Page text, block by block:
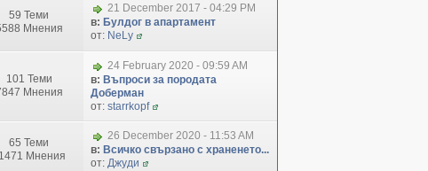
59 Теми
Мнения
21 December 2017 - 04:29 PM
в: Булдог в апартамент
от: NeLy
101 Теми
Мнения
24 February 2020 - 09:59 AM
в: Въпроси за породата
Доберман
от: starrkopf
65 Теми
Мнения
26 December 2020 - 11:53 AM
в: Всичко свързано с храненето...
от: Джуди